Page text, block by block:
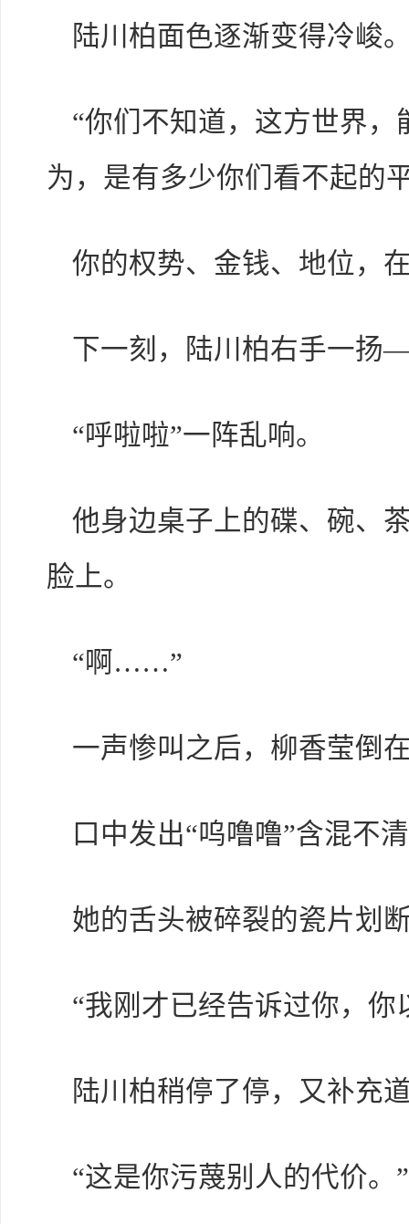
陆川柏面色逐渐变得冷峻
“你们不知道，这方世界
为，是有多少你们看不起的
你的权势、金钱、地位，
下一刻，陆川柏右手一
“呼啦啦”一阵乱响。
他身边桌子上的碟、碗、
脸上。
“啊……”
一声惨叫之后，柳香莹倒
口中发出“呜噜噜”含混不
她的舌头被碎裂的瓷片划
“我刚才已经告诉过你，
陆川柏稍停了停，又补充
“这是你污蔑别人的代价。”